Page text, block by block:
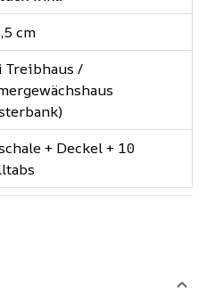
cm
Treibhaus /
+ Deckel + 10